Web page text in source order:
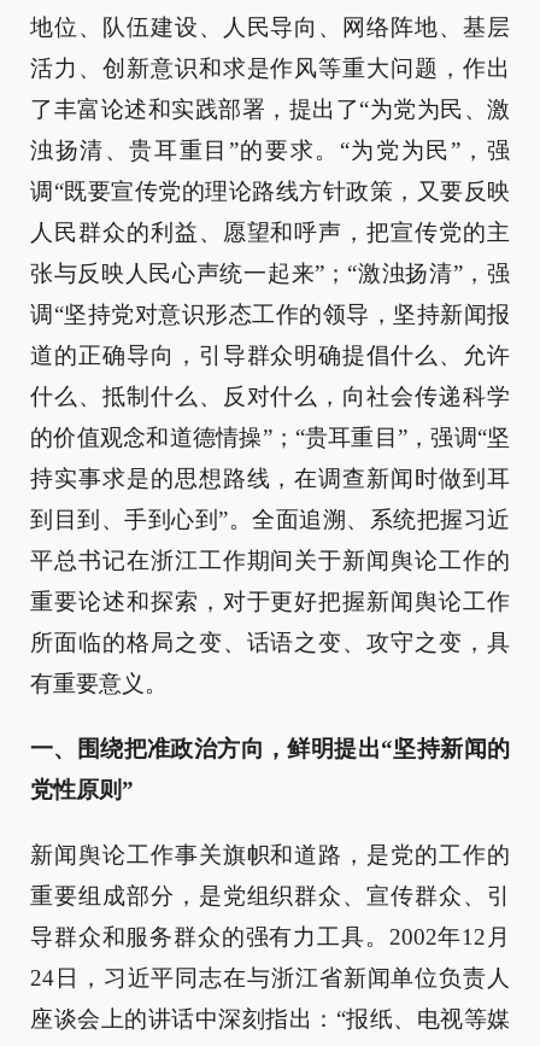
地位、队伍建设、人民导向、网络阵地、基层
活力、创新意识和求是作风等重大问题，作出
了丰富论述和实践部署，提出了“为党为民、激
浊扬清、贵耳重目”的要求。“为党为民”，强
调“既要宣传党的理论路线方针政策，又要反映
人民群众的利益、愿望和呼声，把宣传党的主
张与反映人民心声统一起来”；“激浊扬清”，强
调“坚持党对意识形态工作的领导，坚持新闻报
道的正确导向，引导群众明确提倡什么、允许
什么、抵制什么、反对什么，向社会传递科学
的价值观念和道德情操”；“贵耳重目”，强调“坚
持实事求是的思想路线，在调查新闻时做到耳
到目到、手到心到”。全面追溯、系统把握习近
平总书记在浙江工作期间关于新闻舆论工作的
重要论述和探索，对于更好把握新闻舆论工作
所面临的格局之变、话语之变、攻守之变，具
有重要意义。
一、围绕把准政治方向，鲜明提出“坚持新闻的
党性原则”
新闻舆论工作事关旗帜和道路，是党的工作的
重要组成部分，是党组织群众、宣传群众、引
导群众和服务群众的强有力工具。2002年12月
24日，习近平同志在与浙江省新闻单位负责人
座谈会上的讲话中深刻指出：“报纸、电视等媒